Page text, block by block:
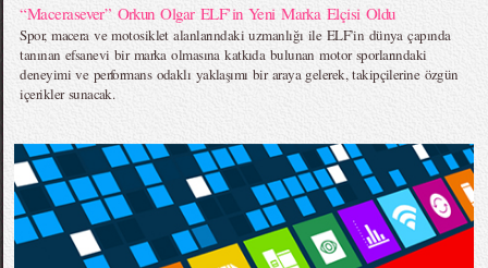
“Macerasever” Orkun Olgar ELF’in Yeni Marka Elçisi Oldu
Spor, macera ve motosiklet alanlarındaki uzmanlığı ile ELF’in dünya çapında
tanınan efsanevi bir marka olmasına katkıda bulunan motor sporlarındaki
deneyimi ve performans odaklı yaklaşımı bir araya gelerek, takipçilerine özgün
içerikler sunacak.